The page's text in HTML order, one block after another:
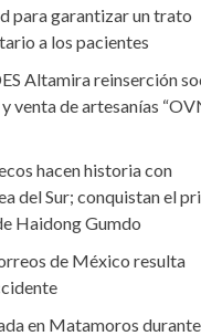
para garantizar un trato
a los pacientes
Altamira reinserción
venta de artesanías
hacen historia con
del Sur; conquistan el
Haidong Gumdo
de México resulta
en Matamoros durante